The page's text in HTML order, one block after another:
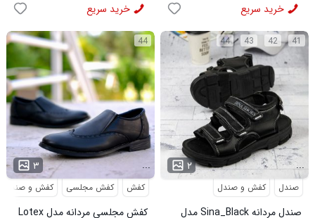
خرید سریع خرید سریع
44
۳ ...
کفش کفش مجلسی کفش و صندل
کفش مجلسی مردانه مدل Lotex
41
42
43
44
۲ ...
صندل کفش و صندل
صندل مردانه Sina_Black مدل